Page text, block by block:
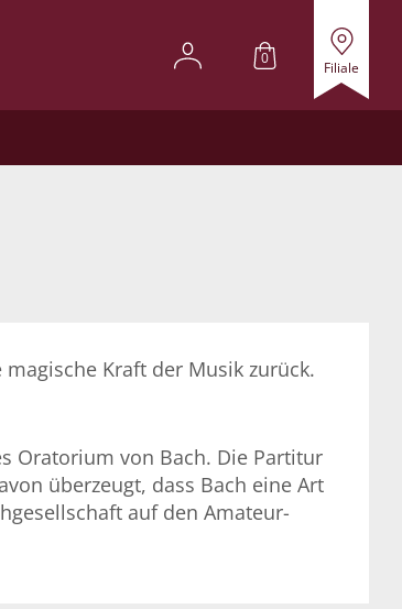
0
Filiale
Kraft der Musik zurück.
Oratorium von Bach. Die Partitur
überzeugt, dass Bach eine Art
auf den Amateur-